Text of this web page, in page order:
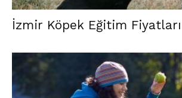
İzmir Köpek Eğitim Fiyatları